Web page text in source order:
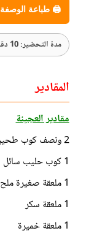
🖨 طباعة الوصفة
مدة التحضير: 10 دقائق
المقادير
مقادير العجينة
2 ونصف كوب طحين أبيض
1 كوب حليب سائل
1 ملعقة صغيرة ملح
1 ملعقة سكر
1 ملعقة خميرة